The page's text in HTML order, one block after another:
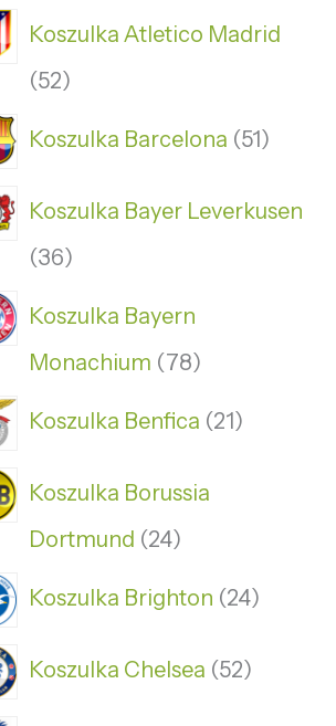
Koszulka Atletico Madrid
52
Koszulka Barcelona 51
Koszulka Bayer Leverkusen
36
Koszulka Bayern
Monachium
78
Koszulka Benfica 21
Koszulka Borussia
Dortmund 24
Koszulka Brighton 24
Koszulka Chelsea 52